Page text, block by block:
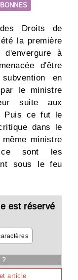
Droits de
la première
d'envergure à
d'être
en
le ministre
suite aux
Puis ce fut le
dans le
ministre
ce sont les
sous le feu
est réservé
?
article